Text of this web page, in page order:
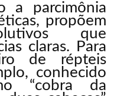
a parcimônia
propõem
que
claras. Para
de répteis
conhecido
“cobra da